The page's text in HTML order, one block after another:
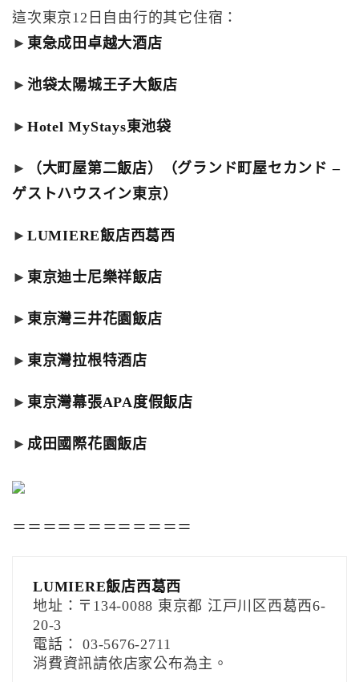
這次東京12日自由行的其它住宿：
► 東急成田卓越大酒店
► 池袋太陽城王子大飯店
► Hotel MyStays東池袋
►
（大町屋第二飯店）（グランド町屋セカンド –
ゲストハウスイン東京）
► LUMIERE飯店西葛西
► 東京迪士尼樂祥飯店
► 東京灣三井花園飯店
► 東京灣拉根特酒店
► 東京灣幕張APA度假飯店
► 成田國際花園飯店
＝＝＝＝＝＝＝＝＝＝＝＝
LUMIERE飯店西葛西
地址：〒134-0088 東京都 江戸川区西葛西6-
20-3
電話： 03-5676-2711
消費資訊請依店家公布為主。